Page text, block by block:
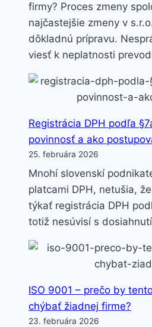
firmy? Proces zmeny
najčastejšie zmeny v
dôkladnú prípravu.
viesť k neplatnosti
Registrácia DPH podľa
povinnosť a ako
25. februára 2026
Mnohí slovenskí
platcami DPH, netušia,
týkať registrácia DPH
totiž nesúvisí s
ISO 9001 – prečo by
chýbať žiadnej firme?
23. februára 2026